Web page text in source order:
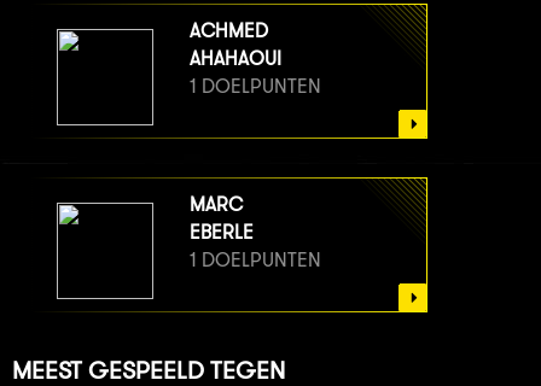
ACHMED
AHAHAOUI
1 DOELPUNTEN
MARC
EBERLE
1 DOELPUNTEN
MEEST GESPEELD TEGEN